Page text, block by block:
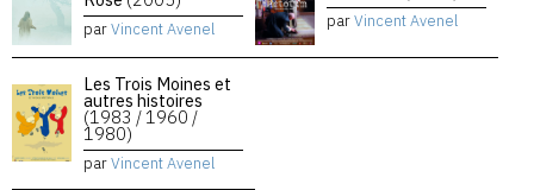
parVincent Avenel parVincent Avenel
Les Trois Moines et
autres histoires
(1983 / 1960 /
1980)
parVincent Avenel